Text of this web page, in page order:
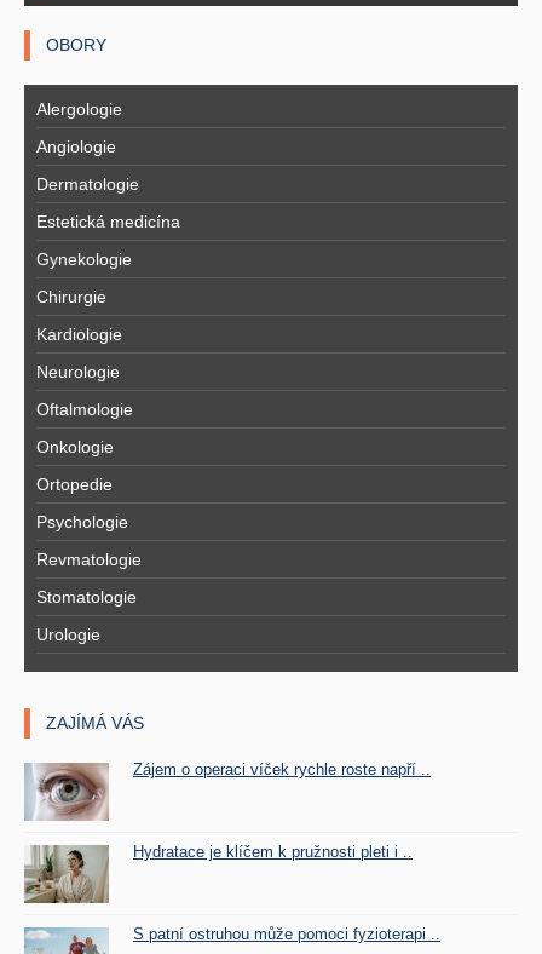
OBORY
Alergologie
Angiologie
Dermatologie
Estetická medicína
Gynekologie
Chirurgie
Kardiologie
Neurologie
Oftalmologie
Onkologie
Ortopedie
Psychologie
Revmatologie
Stomatologie
Urologie
ZAJÍMÁ VÁS
Zájem o operaci víček rychle roste napří ..
Hydratace je klíčem k pružnosti pleti i ..
S patní ostruhou může pomoci fyzioterapi ..